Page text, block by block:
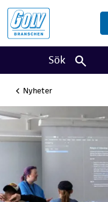
Sök
Nyheter